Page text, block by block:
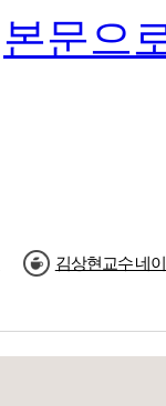
본문으
김상현교수 네